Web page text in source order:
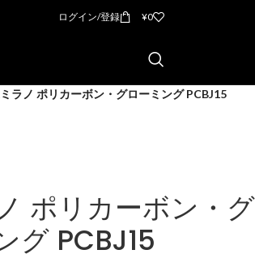
ログイン/登録 ¥0
ラノ ポリカーボン・グローミング PCBJ15
ポリカーボン・グ
グ PCBJ15